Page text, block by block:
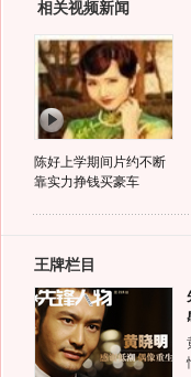
相关视频新闻
陈好上学期间片约不断
靠实力挣钱买豪车
王牌栏目